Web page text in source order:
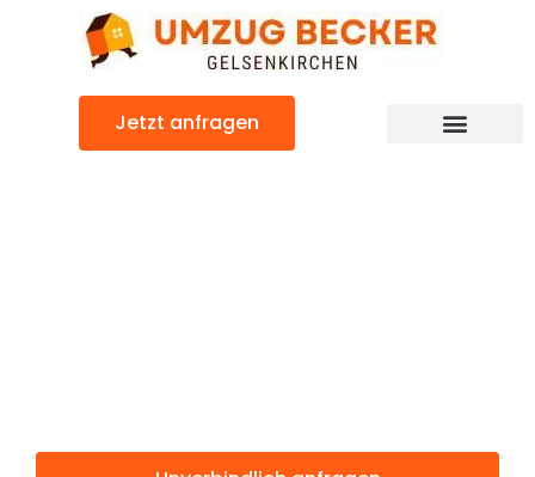
Jetzt anfragen